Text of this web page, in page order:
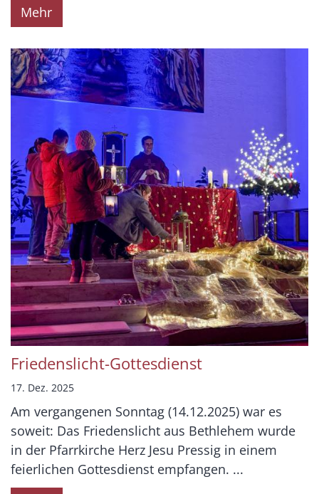
Mehr
Friedenslicht-Gottesdienst
17. Dez. 2025
Am vergangenen Sonntag (14.12.2025) war es
soweit: Das Friedenslicht aus Bethlehem wurde
in der Pfarrkirche Herz Jesu Pressig in einem
feierlichen Gottesdienst empfangen. ...